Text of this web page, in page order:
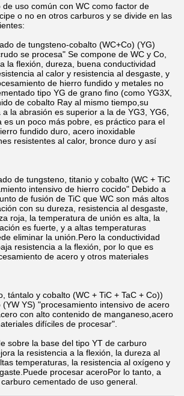
uso común con WC como factor de
o no en otros carburos y se divide en las
de tungsteno-cobalto (WC+Co) (YG)
se procesa" Se compone de WC y Co,
la flexión, dureza, buena conductividad
al calor y resistencia al desgaste, y
de hierro fundido y metales no
tipo YG de grano fino (como YG3X,
de cobalto Ray al mismo tiempo,su
la abrasión es superior a la de YG3, YG6,
es un poco más pobre, es práctico para el
fundido duro, acero inoxidable
resistentes al calor, bronce duro y así
de tungsteno, titanio y cobalto (WC + TiC
intensivo de hierro cocido" Debido a
de fusión de TiC que WC son más altos
con su dureza, resistencia al desgaste,
roja, la temperatura de unión es alta, la
es fuerte, y a altas temperaturas
eliminar la unión.Pero la conductividad
resistencia a la flexión, por lo que es
de acero y otros materiales
tántalo y cobalto (WC + TiC + TaC + Co))
YS) "procesamiento intensivo de acero
con alto contenido de manganeso,acero
difíciles de procesar".
sobre la base del tipo YT de carburo
la resistencia a la flexión, la dureza al
temperaturas, la resistencia al oxígeno y
procesar aceroPor lo tanto, a
cementado de uso general.